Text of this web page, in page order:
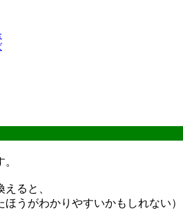
ると、
うがわかりやすいかもしれない